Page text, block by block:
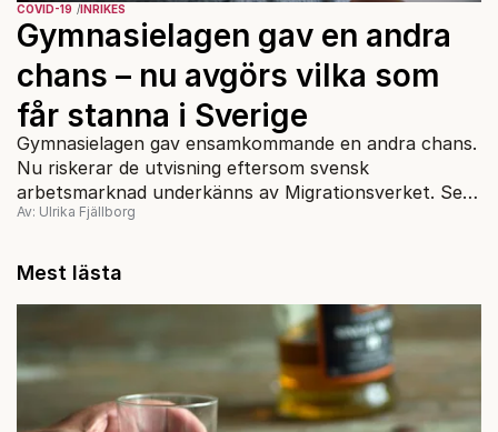
COVID-19 INRIKES
Gymnasielagen gav en andra
chans – nu avgörs vilka som
får stanna i Sverige
Gymnasielagen gav ensamkommande en andra chans.
Nu riskerar de utvisning eftersom svensk
arbetsmarknad underkänns av Migrationsverket. Sen
kom coronan på det.
Av: Ulrika Fjällborg
Mest lästa